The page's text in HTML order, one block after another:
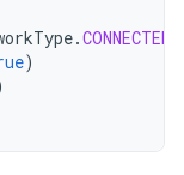
.CONNECTED
)